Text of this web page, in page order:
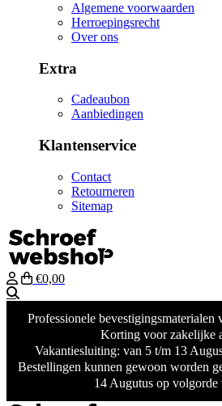
Algemene voorwaarden
Herroepingsrecht
Over ons
Extra
Cadeaubon
Aanbiedingen
Klantenservice
Contact
Retourneren
Sitemap
€0,00
Professionele bevestigingsmaterialen
Korting voor zakelijke
Vakantiesluiting: van 5 t/m 13
Bestellingen kunnen gewoon worden
14 Augutus op volgorde